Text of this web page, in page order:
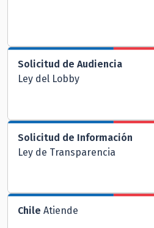
Solicitud de Audiencia
Ley del Lobby
Solicitud de Información
Ley de Transparencia
Chile Atiende